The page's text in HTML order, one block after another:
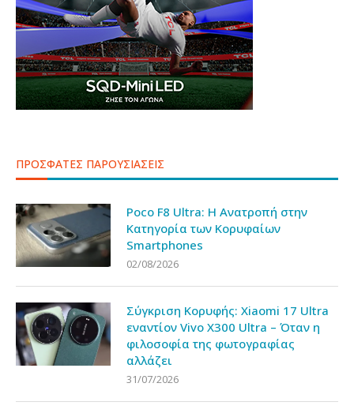
ΠΡΟΣΦΑΤΕΣ ΠΑΡΟΥΣΙΑΣΕΙΣ
Poco F8 Ultra: Η Ανατροπή στην
Κατηγορία των Κορυφαίων
Smartphones
02/08/2026
Σύγκριση Κορυφής: Xiaomi 17 Ultra
εναντίον Vivo X300 Ultra – Όταν η
φιλοσοφία της φωτογραφίας
αλλάζει
31/07/2026